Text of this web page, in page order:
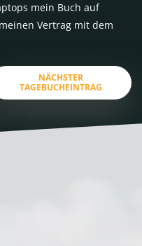
mein Buch auf
Vertrag mit dem
NÄCHSTER
TAGEBUCHEINTRAG